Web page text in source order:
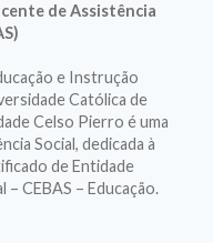
de Assistência
e Instrução
Católica de
Celso Pierro é uma
Social, dedicada à
de Entidade
CEBAS – Educação.